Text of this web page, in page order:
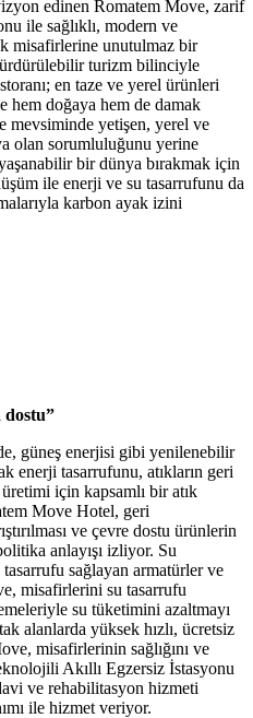
edinen Romatem Move, zarif
ile sağlıklı, modern ve
misafirlerine unutulmaz bir
turizm bilinciyle
en taze ve yerel ürünleri
hem doğaya hem de damak
mevsiminde yetişen, yerel ve
olan sorumluluğunu yerine
bir dünya bırakmak için
ile enerji ve su tasarrufunu da
karbon ayak izini
dostu”
güneş enerjisi gibi yenilenebilir
enerji tasarrufunu, atıkların geri
için kapsamlı bir atık
Move Hotel, geri
ve çevre dostu ürünlerin
anlayışı izliyor. Su
tasarrufu sağlayan armatürler ve
misafirlerini su tasarrufu
su tüketimini azaltmayı
alanlarda yüksek hızlı, ücretsiz
misafirlerinin sağlığını ve
Akıllı Egzersiz İstasyonu
ve rehabilitasyon hizmeti
ile hizmet veriyor.